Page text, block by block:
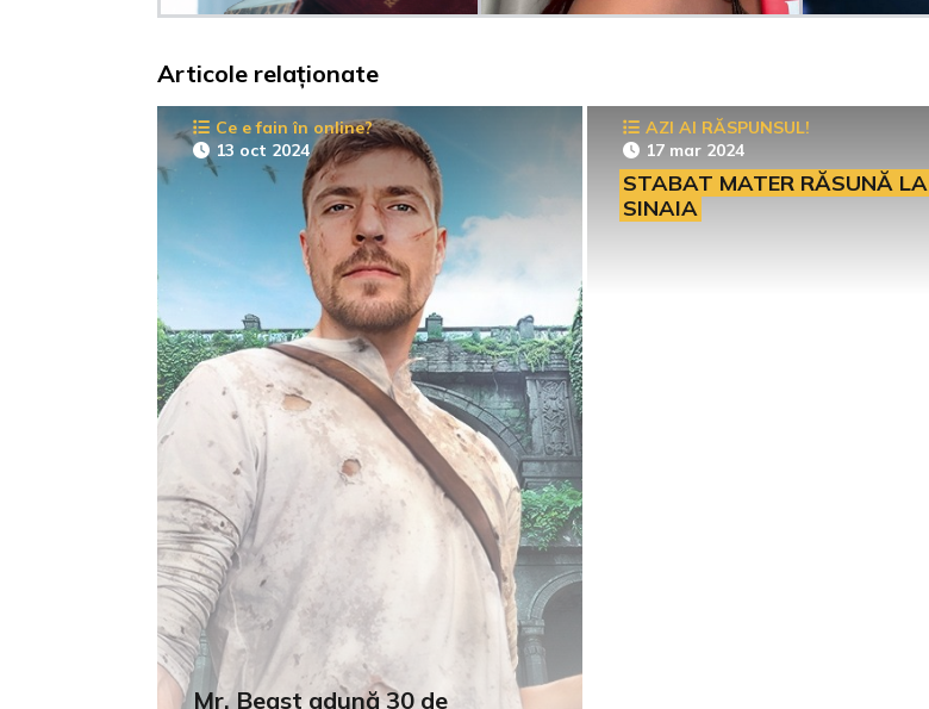
Articole relaționate
Ce e fain în online?
13 oct 2024
Mr. Beast adună 30 de
AZI AI RĂSPUNSUL!
17 mar 2024
STABAT MATER RĂSUNĂ LA
SINAIA